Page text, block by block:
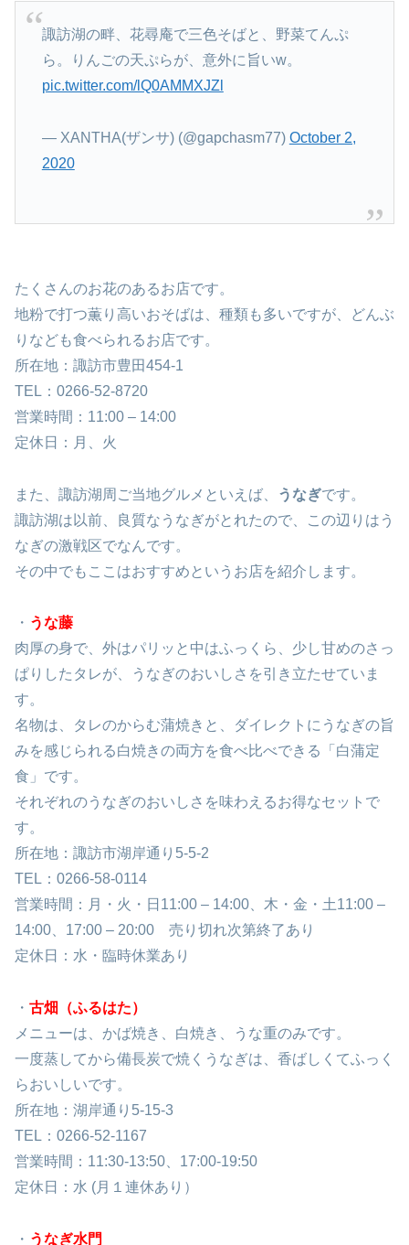
諏訪湖の畔、花尋庵で三色そばと、野菜てんぷ
ら。りんごの天ぷらが、意外に旨いw。
pic.twitter.com/lQ0AMMXJZl
— XANTHA(ザンサ) (@gapchasm77) October 2,
2020
たくさんのお花のあるお店です。
地粉で打つ薫り高いおそばは、種類も多いですが、どんぶ
りなども食べられるお店です。
所在地：諏訪市豊田454-1
TEL：0266-52-8720
営業時間： 11:00 – 14:00
定休日：月、火
また、諏訪湖周ご当地グルメといえば、 うなぎです。
諏訪湖は以前、良質なうなぎがとれたので、この辺りはう
なぎの激戦区でなんです。
その中でもここはおすすめというお店を紹介します。
・ うな藤
肉厚の身で、外はパリッと中はふっくら、少し甘めのさっ
ぱりしたタレが、うなぎのおいしさを引き立たせていま
す。
名物は、タレのからむ蒲焼きと、ダイレクトにうなぎの旨
みを感じられる白焼きの両方を食べ比べできる「白蒲定
食」です。
それぞれのうなぎのおいしさを味わえるお得なセットで
す。
所在地：諏訪市湖岸通り5-5-2
TEL：0266-58-0114
営業時間： 月・火・日 11:00 – 14:00、 木・金・土11:00 –
14:00、 17:00 – 20:00 売り切れ次第終了あり
定休日：水・ 臨時休業あり
・ 古畑（ふるはた）
メニューは、かば焼き、白焼き、うな重のみです。
一度蒸してから備長炭で焼くうなぎは、香ばしくてふっく
らおいしいです。
所在地：湖岸通り5-15-3
TEL：0266-52-1167
営業時間：11:30-13:50、17:00-19:50
定休日：水 (月１連休あり）
・ うなぎ水門